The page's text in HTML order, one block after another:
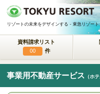
リゾートの未来をデザインする - 東急リゾート
資料請求リスト
00
件
事業用不動産サービス （ホ
買いたい
新規・新築マン
中古物件
一戸建て/マンショ